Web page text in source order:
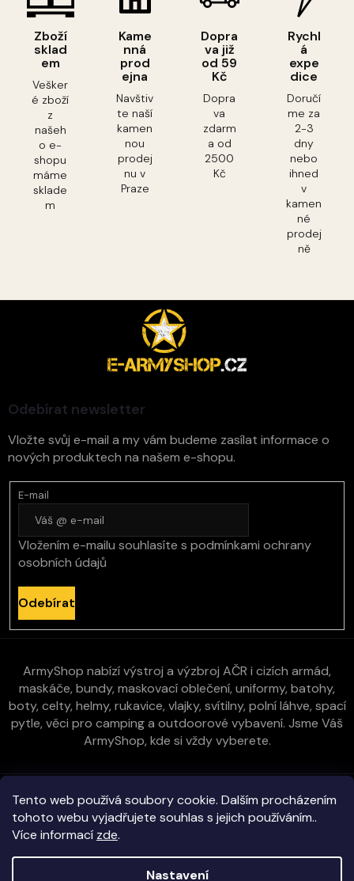
Tento web používá soubory cookie. Dalším procházením
tohoto webu vyjadřujete souhlas s jejich používáním..
Více informací zde.
Nastavení
Zboží
sklad
em
Vešker
é zboží
z
našeh
o e-
shopu
máme
sklade
m
Kame
nná
prod
ejna
Navštiv
te naší
kamen
nou
prodej
nu v
Praze
Dopra
va již
od 59
Kč
Dopra
va
zdarm
a od
2500
Kč
Rychl
á
expe
dice
Doručí
me za
2-3
dny
nebo
ihned
v
kamen
né
prodej
ně
Odebírat newsletter
Vložte svůj e-mail a my vám budeme zasílat informace o
nových produktech na našem e-shopu.
E-mail
Vložením e-mailu souhlasíte s podmínkami ochrany
osobních údajů
Odebírat
ArmyShop nabízí výstroj a výzbroj AČR i cizích armád,
maskáče, bundy, maskovací oblečení, uniformy, batohy,
boty, celty, helmy, rukavice, vlajky, svítilny, polní láhve, spací
pytle, věci pro camping a outdoorové vybavení. Jsme Váš
ArmyShop, kde si vždy vyberete.
Zákaznická péče
Vše o nákupu